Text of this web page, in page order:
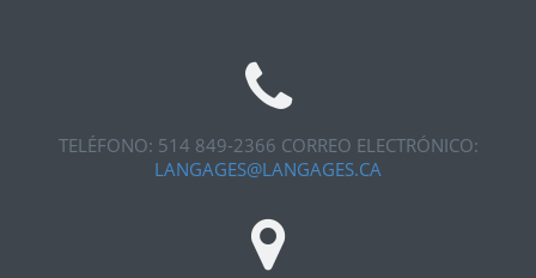
TELÉFONO: 514 849-2366 CORREO ELECTRÓNICO:
LANGAGES@LANGAGES.CA